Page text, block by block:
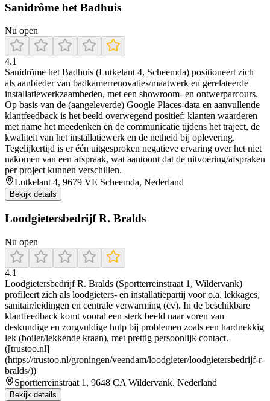
Sanidrõme het Badhuis
Nu open
4.1
Sanidrõme het Badhuis (Lutkelant 4, Scheemda) positioneert zich
als aanbieder van badkamerrenovaties/maatwerk en gerelateerde
installatiewerkzaamheden, met een showroom- en ontwerparcours.
Op basis van de (aangeleverde) Google Places-data en aanvullende
klantfeedback is het beeld overwegend positief: klanten waarderen
met name het meedenken en de communicatie tijdens het traject, de
kwaliteit van het installatiewerk en de netheid bij oplevering.
Tegelijkertijd is er één uitgesproken negatieve ervaring over het niet
nakomen van een afspraak, wat aantoont dat de uitvoering/afspraken
per project kunnen verschillen.
Lutkelant 4, 9679 VE Scheemda, Nederland
Bekijk details
Loodgietersbedrijf R. Bralds
Nu open
4.1
Loodgietersbedrijf R. Bralds (Sportterreinstraat 1, Wildervank)
profileert zich als loodgieters- en installatiepartij voor o.a. lekkages,
sanitair/leidingen en centrale verwarming (cv). In de beschikbare
klantfeedback komt vooral een sterk beeld naar voren van
deskundige en zorgvuldige hulp bij problemen zoals een hardnekkig
lek (boiler/lekkende kraan), met prettig persoonlijk contact.
([trustoo.nl]
(https://trustoo.nl/groningen/veendam/loodgieter/loodgietersbedrijf-r-
bralds/))
Sportterreinstraat 1, 9648 CA Wildervank, Nederland
Bekijk details